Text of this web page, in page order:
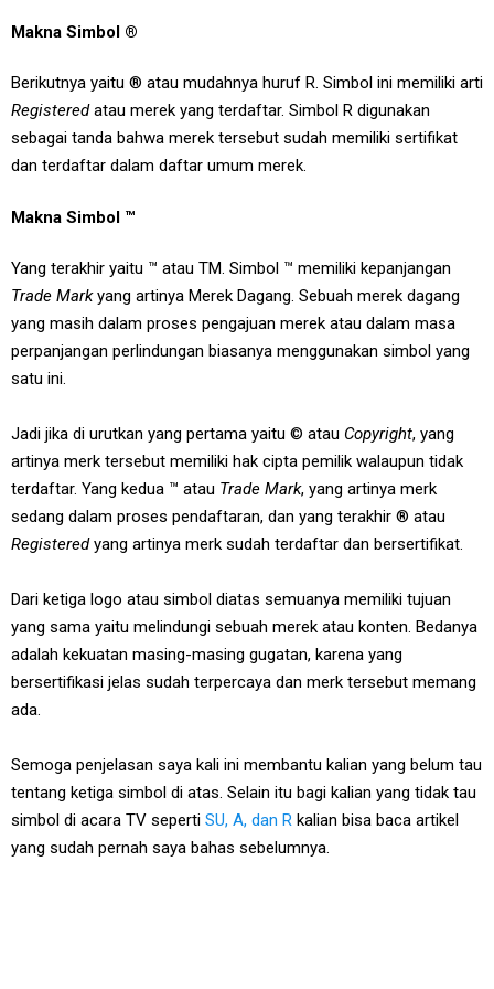
Makna Simbol ®
Berikutnya yaitu ® atau mudahnya huruf R. Simbol ini memiliki arti
Registeredatau merek yang terdaftar. Simbol R digunakan
sebagai tanda bahwa merek tersebut sudah memiliki sertifikat
dan terdaftar dalam daftar umum merek.
Makna Simbol ™
Yang terakhir yaitu ™ atau TM. Simbol ™ memiliki kepanjangan
Trade Markyang artinya Merek Dagang. Sebuah merek dagang
yang masih dalam proses pengajuan merek atau dalam masa
perpanjangan perlindungan biasanya menggunakan simbol yang
satu ini.
Jadi jika di urutkan yang pertama yaitu © atau Copyright, yang
artinya merk tersebut memiliki hak cipta pemilik walaupun tidak
terdaftar. Yang kedua ™ atau Trade Mark, yang artinya merk
sedang dalam proses pendaftaran, dan yang terakhir ® atau
Registeredyang artinya merk sudah terdaftar dan bersertifikat.
Dari ketiga logo atau simbol diatas semuanya memiliki tujuan
yang sama yaitu melindungi sebuah merek atau konten. Bedanya
adalah kekuatan masing-masing gugatan, karena yang
bersertifikasi jelas sudah terpercaya dan merk tersebut memang
ada.
Semoga penjelasan saya kali ini membantu kalian yang belum tau
tentang ketiga simbol di atas. Selain itu bagi kalian yang tidak tau
simbol di acara TV seperti SU, A, dan R kalian bisa baca artikel
yang sudah pernah saya bahas sebelumnya.